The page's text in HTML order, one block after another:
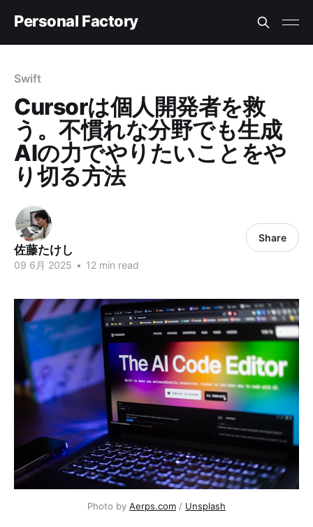
Personal Factory
Swift
Cursorは個人開発者を救
う。不慣れな分野でも生成
AIの力でやりたいことをや
り切る方法
佐藤たけし
09 6月 2025 • 12 min read
Share
Photo by Aerps.com / Unsplash